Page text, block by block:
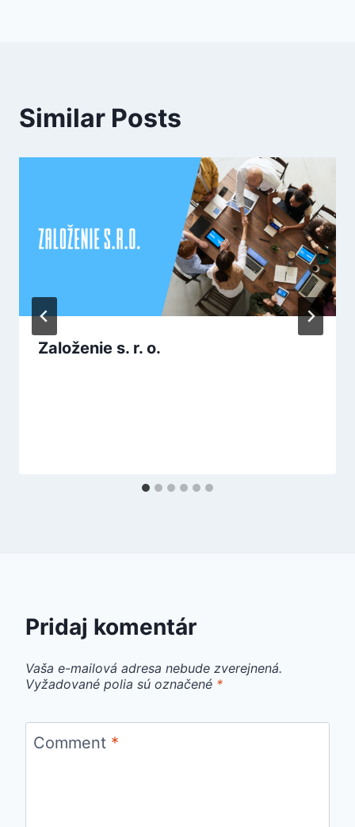
Similar Posts
Založenie s. r. o.
Pridaj komentár
Vaša e-mailová adresa nebude zverejnená.
Vyžadované polia sú označené *
Comment *